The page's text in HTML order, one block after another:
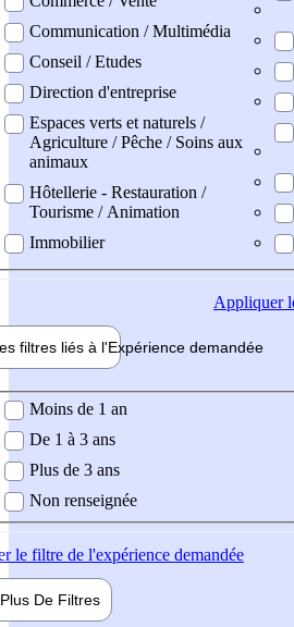
Communication / Multimédia
Conseil / Etudes
Direction d'entreprise
Espaces verts et naturels /
Agriculture / Pêche / Soins aux
animaux
Hôtellerie - Restauration /
Tourisme / Animation
Immobilier
Appliquer
filtres liés à l'Expérience demandée
demandée
Moins de 1 an
De 1 à 3 ans
Plus de 3 ans
Non renseignée
le filtre de l'expérience demandée
Plus De Filtres